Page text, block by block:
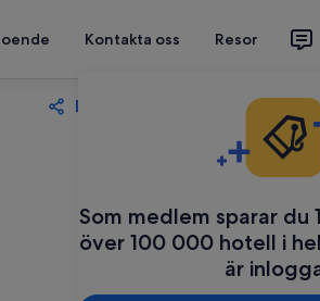
Kontakta oss Resor
Som medlem sparar du
över 100 000 hotell i
är
Dela